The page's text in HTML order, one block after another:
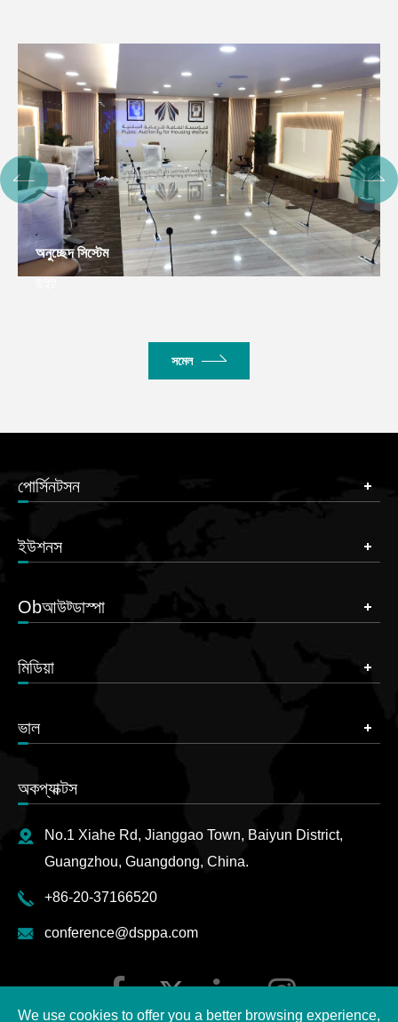
অনুচ্ছেদ সিস্টেম
সমেল
পোর্সিনটসন
ইউশনস
Obআউট্ডাস্পা
মিডিয়া
ভাল
অকপ্যাক্টস
No.1 Xiahe Rd, Jianggao Town, Baiyun District,
Guangzhou, Guangdong, China.
+86-20-37166520
conference@dsppa.com
We use cookies to offer you a better browsing experience,